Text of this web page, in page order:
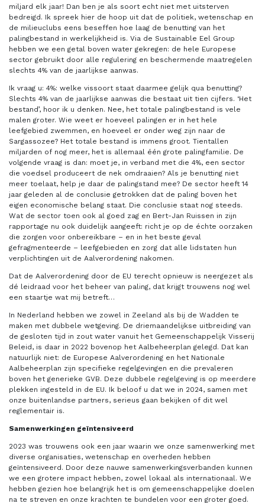
miljard elk jaar! Dan ben je als soort echt niet met uitsterven
bedreigd. Ik spreek hier de hoop uit dat de politiek, wetenschap en
de milieuclubs eens beseffen hoe laag de benutting van het
palingbestand in werkelijkheid is. Via de Sustainable Eel Group
hebben we een getal boven water gekregen: de hele Europese
sector gebruikt door alle regulering en beschermende maatregelen
slechts 4% van de jaarlijkse aanwas.
Ik vraag u: 4%: welke vissoort staat daarmee gelijk qua benutting?
Slechts 4% van de jaarlijkse aanwas die bestaat uit tien cijfers. ‘Het
bestand’, hoor ik u denken. Nee, het totale palingbestand is vele
malen groter. Wie weet er hoeveel palingen er in het hele
leefgebied zwemmen, en hoeveel er onder weg zijn naar de
Sargassozee? Het totale bestand is immens groot. Tientallen
miljarden of nog meer, het is allemaal één grote palingfamilie. De
volgende vraag is dan: moet je, in verband met die 4%, een sector
die voedsel produceert de nek omdraaien? Als je benutting niet
meer toelaat, help je daar de palingstand mee? De sector heeft 14
jaar geleden al de conclusie getrokken dat de paling boven het
eigen economische belang staat. Die conclusie staat nog steeds.
Wat de sector toen ook al goed zag en Bert-Jan Ruissen in zijn
rapportage nu ook duidelijk aangeeft: richt je op de échte oorzaken
die zorgen voor onbereikbare – en in het beste geval
gefragmenteerde – leefgebieden en zorg dat alle lidstaten hun
verplichtingen uit de Aalverordening nakomen.
Dat de Aalverordening door de EU terecht opnieuw is neergezet als
dé leidraad voor het beheer van paling, dat krijgt trouwens nog wel
een staartje wat mij betreft…
In Nederland hebben we zowel in Zeeland als bij de Wadden te
maken met dubbele wetgeving. De driemaandelijkse uitbreiding van
de gesloten tijd in zout water vanuit het Gemeenschappelijk Visserij
Beleid, is daar in 2022 bovenop het Aalbeheerplan gelegd. Dat kan
natuurlijk niet: de Europese Aalverordening en het Nationale
Aalbeheerplan zijn specifieke regelgevingen en die prevaleren
boven het generieke GVB. Deze dubbele regelgeving is op meerdere
plekken ingesteld in de EU. Ik beloof u dat we in 2024, samen met
onze buitenlandse partners, serieus gaan bekijken of dit wel
reglementair is.
Samenwerkingen geïntensiveerd
2023 was trouwens ook een jaar waarin we onze samenwerking met
diverse organisaties, wetenschap en overheden hebben
geïntensiveerd. Door deze nauwe samenwerkingsverbanden kunnen
we een grotere impact hebben, zowel lokaal als internationaal. We
hebben gezien hoe belangrijk het is om gemeenschappelijke doelen
na te streven en onze krachten te bundelen voor een groter goed.